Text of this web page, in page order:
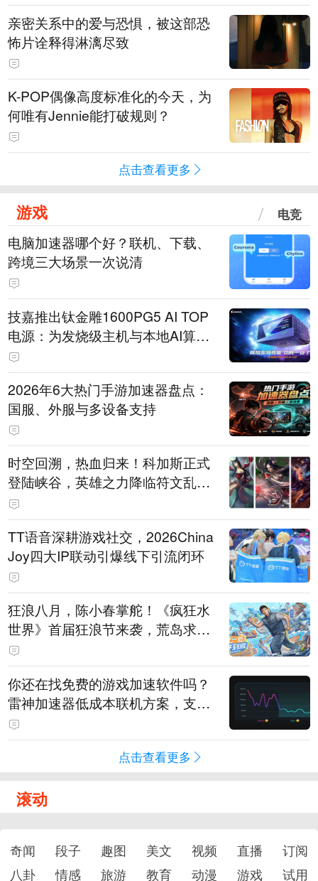
亲密关系中的爱与恐惧，被这部恐
怖片诠释得淋漓尽致
K-POP偶像高度标准化的今天，为
何唯有Jennie能打破规则？
点击查看更多
游戏 电竞
电脑加速器哪个好？联机、下载、
跨境三大场景一次说清
技嘉推出钛金雕1600PG5 AI TOP
电源：为发烧级主机与本地AI算力
打造旗舰供电方案
2026年6大热门手游加速器盘点：
国服、外服与多设备支持
时空回溯，热血归来！科加斯正式
登陆峡谷，英雄之力降临符文乱
斗！
TT语音深耕游戏社交，2026China
Joy四大IP联动引爆线下引流闭环
狂浪八月，陈小春掌舵！《疯狂水
世界》首届狂浪节来袭，荒岛求生
直播即将开启
你还在找免费的游戏加速软件吗？
雷神加速器低成本联机方案，支持
免费试用
点击查看更多
滚动
奇闻 段子 趣图 美文 视频 直播
订阅
八卦
情感 旅游 教育 动漫 游戏 试用